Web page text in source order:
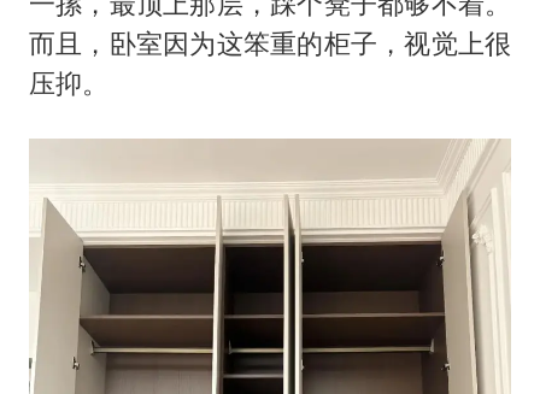
乐享全民健身 共筑健康中国
而且，卧室因为这笨重的柜子，视觉上很
压抑。